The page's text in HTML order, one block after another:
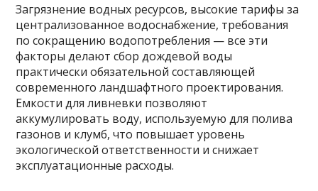
Загрязнение водных ресурсов, высокие тарифы за
централизованное водоснабжение, требования
по сокращению водопотребления — все эти
факторы делают сбор дождевой воды
практически обязательной составляющей
современного ландшафтного проектирования.
Емкости для ливневки позволяют
аккумулировать воду, используемую для полива
газонов и клумб, что повышает уровень
экологической ответственности и снижает
эксплуатационные расходы.